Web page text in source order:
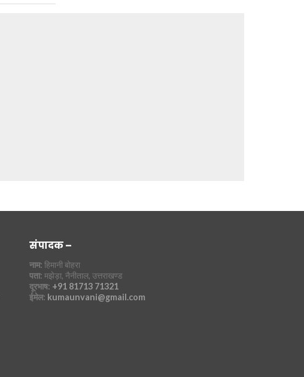
संपादक –
नाम: हिमानी बोहरा
पता: मझेड़ा, नैनीताल, उत्तराखण्ड
दूरभाष: +91 81713 71321
ईमेल: kumaunvani@gmail.com